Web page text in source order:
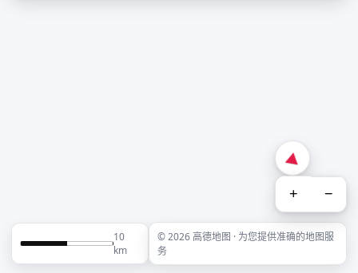
+ −
10
km
© 2026 高德地图 · 为您提供准确的地图服
务